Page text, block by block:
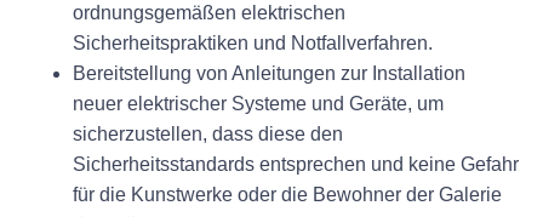
ordnungsgemäßen elektrischen
Sicherheitspraktiken und Notfallverfahren.
Bereitstellung von Anleitungen zur Installation
neuer elektrischer Systeme und Geräte, um
sicherzustellen, dass diese den
Sicherheitsstandards entsprechen und keine Gefahr
für die Kunstwerke oder die Bewohner der Galerie